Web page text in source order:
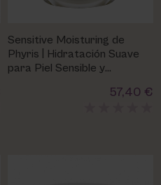
Sensitive Moisturing de
Phyris | Hidratación Suave
para Piel Sensible y
57,40 €